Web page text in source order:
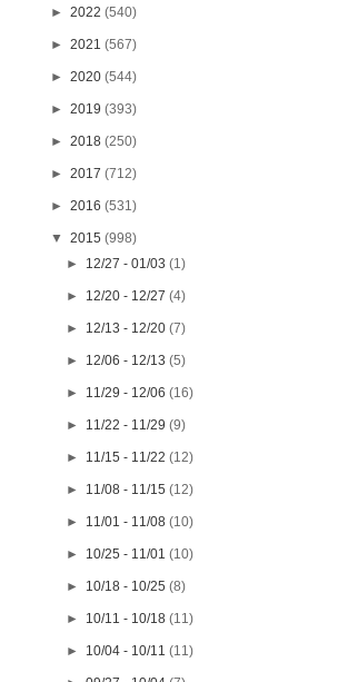
► 2022 (540)
► 2021 (567)
► 2020 (544)
► 2019 (393)
► 2018 (250)
► 2017 (712)
► 2016 (531)
▼ 2015 (998)
► 12/27 - 01/03(1)
► 12/20 - 12/27(4)
► 12/13 - 12/20(7)
► 12/06 - 12/13(5)
► 11/29 - 12/06(16)
► 11/22 - 11/29(9)
► 11/15 - 11/22(12)
► 11/08 - 11/15(12)
► 11/01 - 11/08(10)
► 10/25 - 11/01(10)
► 10/18 - 10/25(8)
► 10/11 - 10/18(11)
► 10/04 - 10/11(11)